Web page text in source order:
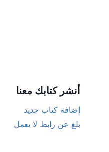
أنشر كتابك معنا
إضافة كتاب جديد
بلغ عن رابط لا يعمل